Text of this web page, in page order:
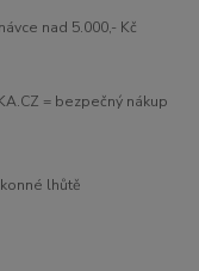
nad 5.000,- Kč
= bezpečný nákup
lhůtě